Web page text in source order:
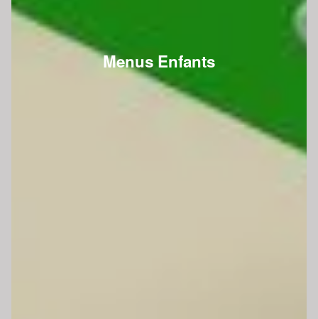
Menus Enfants